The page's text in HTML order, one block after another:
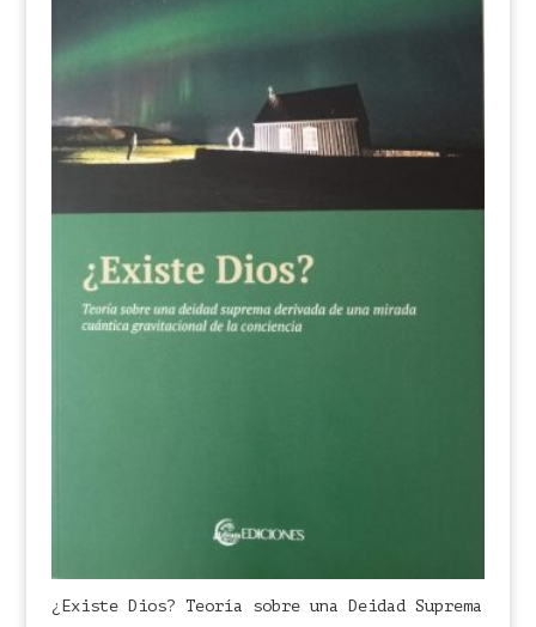
¿Existe Dios? Teoría sobre una Deidad Suprema